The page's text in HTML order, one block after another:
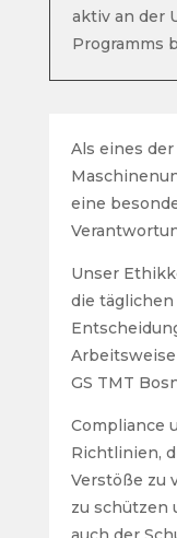
aktiv an der
Programms
Als eines
eine
Unser
die
GS TMT
Compliance
Richtlinien,
Verstöße zu
zu schützen